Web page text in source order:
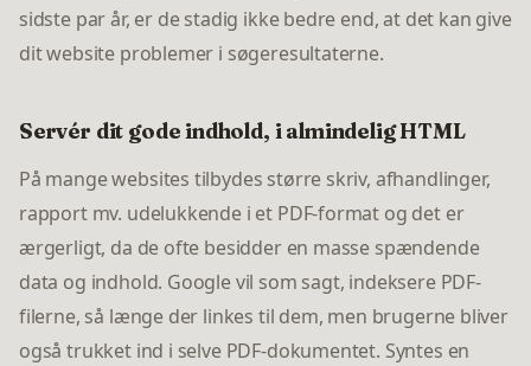
sidste par år, er de stadig ikke bedre end, at det kan give
dit website problemer i søgeresultaterne.
Servér dit gode indhold, i almindelig HTML
På mange websites tilbydes større skriv, afhandlinger,
rapport mv. udelukkende i et PDF-format og det er
ærgerligt, da de ofte besidder en masse spændende
data og indhold. Google vil som sagt, indeksere PDF-
filerne, så længe der linkes til dem, men brugerne bliver
også trukket ind i selve PDF-dokumentet. Syntes en